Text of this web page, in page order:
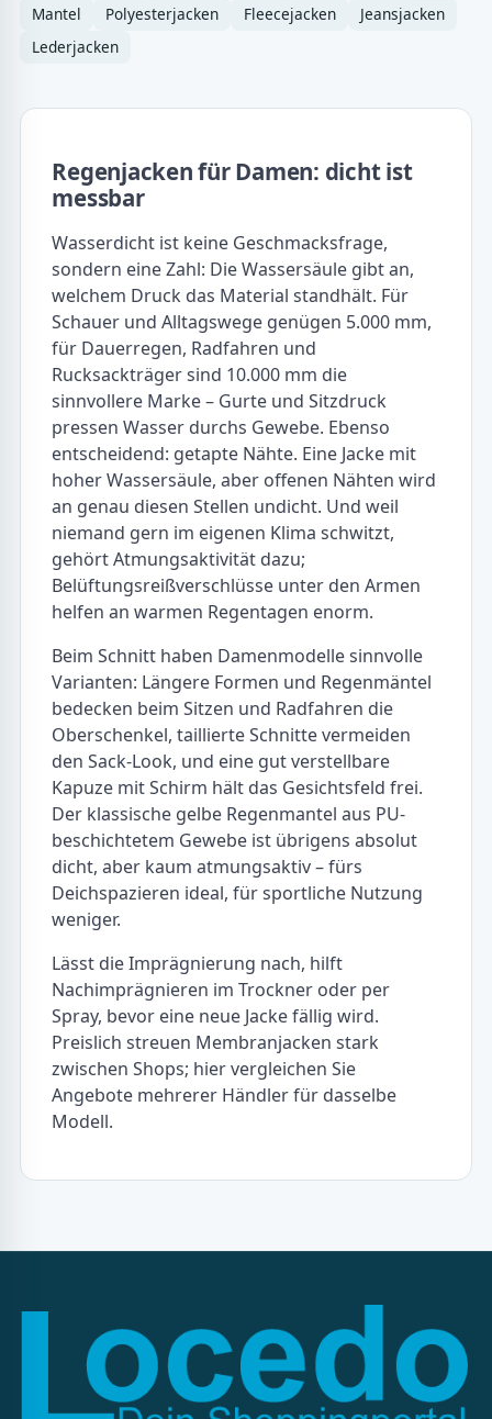
Mantel
Polyesterjacken Fleecejacken
Jeansjacken
Lederjacken
Regenjacken für Damen: dicht ist
messbar
Wasserdicht ist keine Geschmacksfrage,
sondern eine Zahl: Die Wassersäule gibt an,
welchem Druck das Material standhält. Für
Schauer und Alltagswege genügen 5.000 mm,
für Dauerregen, Radfahren und
Rucksackträger sind 10.000 mm die
sinnvollere Marke – Gurte und Sitzdruck
pressen Wasser durchs Gewebe. Ebenso
entscheidend: getapte Nähte. Eine Jacke mit
hoher Wassersäule, aber offenen Nähten wird
an genau diesen Stellen undicht. Und weil
niemand gern im eigenen Klima schwitzt,
gehört Atmungsaktivität dazu;
Belüftungsreißverschlüsse unter den Armen
helfen an warmen Regentagen enorm.
Beim Schnitt haben Damenmodelle sinnvolle
Varianten: Längere Formen und Regenmäntel
bedecken beim Sitzen und Radfahren die
Oberschenkel, taillierte Schnitte vermeiden
den Sack-Look, und eine gut verstellbare
Kapuze mit Schirm hält das Gesichtsfeld frei.
Der klassische gelbe Regenmantel aus PU-
beschichtetem Gewebe ist übrigens absolut
dicht, aber kaum atmungsaktiv – fürs
Deichspazieren ideal, für sportliche Nutzung
weniger.
Lässt die Imprägnierung nach, hilft
Nachimprägnieren im Trockner oder per
Spray, bevor eine neue Jacke fällig wird.
Preislich streuen Membranjacken stark
zwischen Shops; hier vergleichen Sie
Angebote mehrerer Händler für dasselbe
Modell.